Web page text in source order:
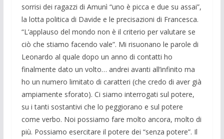
sorrisi dei ragazzi di Amunì “uno è picca e due su assai”,
la lotta politica di Davide e le precisazioni di Francesca.
“L’applauso del mondo non è il criterio per valutare se
ciò che stiamo facendo vale”. Mi risuonano le parole di
Leonardo al quale dopo un anno di contatti ho
finalmente dato un volto… andrei avanti all’infinito ma
ho un numero limitato di caratteri (che credo di aver già
ampiamente sforato). Ci siamo interrogati sul potere,
su i tanti sostantivi che lo peggiorano e sul potere
come verbo. Noi possiamo fare molto ancora, molto di
più. Possiamo esercitare il potere dei “senza potere”. Il